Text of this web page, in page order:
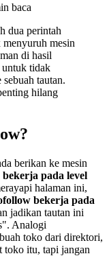
baca
dua perintah
mesin
di hasil
tidak
tautan.
hilang
berikan ke mesin
pada level
halaman ini,
bekerja pada
jadikan tautan ini
Analogi
toko dari direktori,
toko itu, tapi jangan